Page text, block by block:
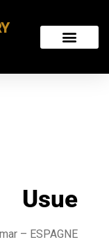
Usue
– ESPAGNE